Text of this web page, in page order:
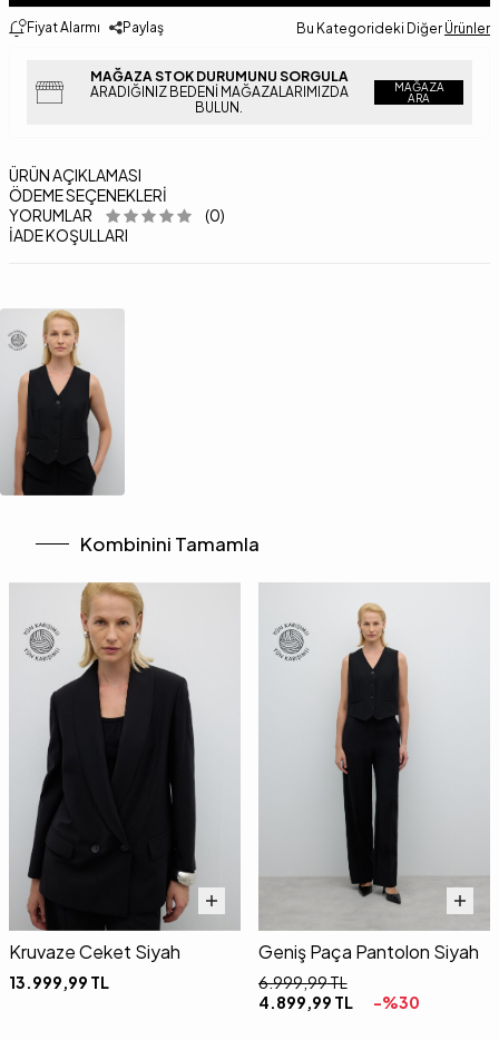
Fiyat Alarmı Paylaş Bu Kategorideki Diğer Ürünler
MAĞAZA STOK DURUMUNU SORGULA
ARADIĞINIZ BEDENI MAĞAZALARIMIZDA
BULUN.
MAĞAZA
ARA
ÜRÜN AÇIKLAMASI
ÖDEME SEÇENEKLERI
YORUMLAR
(0)
İADE KOŞULLARI
Kombinini Tamamla
Kruvaze Ceket Siyah
13.999,99 TL
Geniş Paça Pantolon Siyah
6.999,99TL
4.899,99 TL -%30